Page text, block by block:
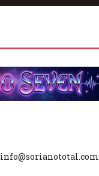
info@sorianototal.com